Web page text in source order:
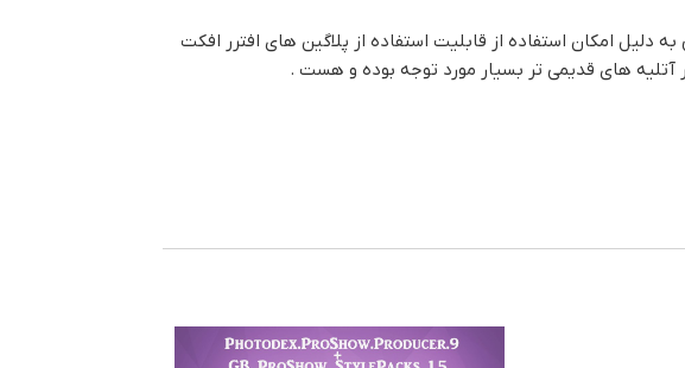
امکان استفاده از قابلیت استفاده از پلاگین های افترر افکت